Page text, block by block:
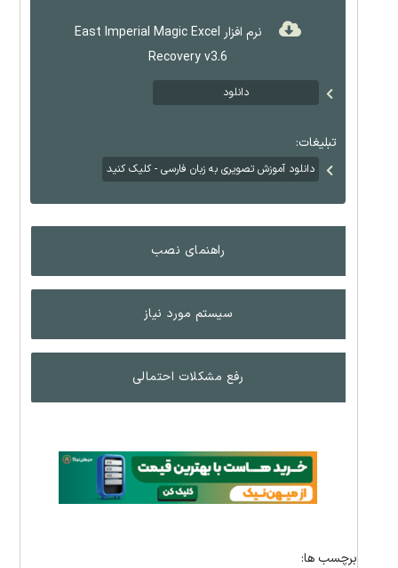
نرم افزار East Imperial Magic Excel
Recovery v3.6
دانلود
تبلیغات:
دانلود آموزش تصویری به زبان فارسی - کلیک کنید
راهنمای نصب
سیستم مورد نیاز
رفع مشکلات احتمالی
برچسب ها: